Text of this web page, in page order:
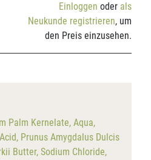
Einloggen oder als
Neukunde registrieren, um
den Preis einzusehen.
Palm Kernelate, Aqua,
Prunus Amygdalus Dulcis
Butter, Sodium Chloride,